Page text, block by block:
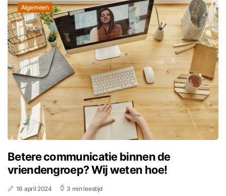
Algemeen
Betere communicatie binnen de
vriendengroep? Wij weten hoe!
16 april 2024 3 min leestijd